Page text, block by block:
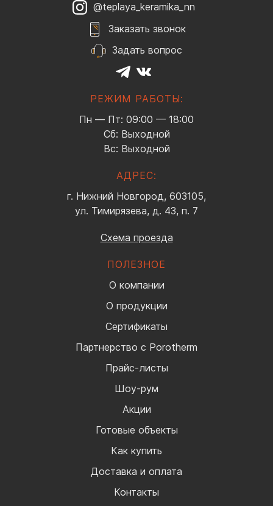
@teplaya_keramika_nn
Заказать звонок
Задать вопрос
РЕЖИМ РАБОТЫ:
Пн — Пт: 09:00 — 18:00
Сб: Выходной
Вс: Выходной
АДРЕС:
г. Нижний Новгород, 603105,
ул. Тимирязева, д. 43, п. 7
Схема проезда
ПОЛЕЗНОЕ
О компании
О продукции
Сертификаты
Партнерство с Porotherm
Прайс-листы
Шоу-рум
Акции
Готовые объекты
Как купить
Доставка и оплата
Контакты